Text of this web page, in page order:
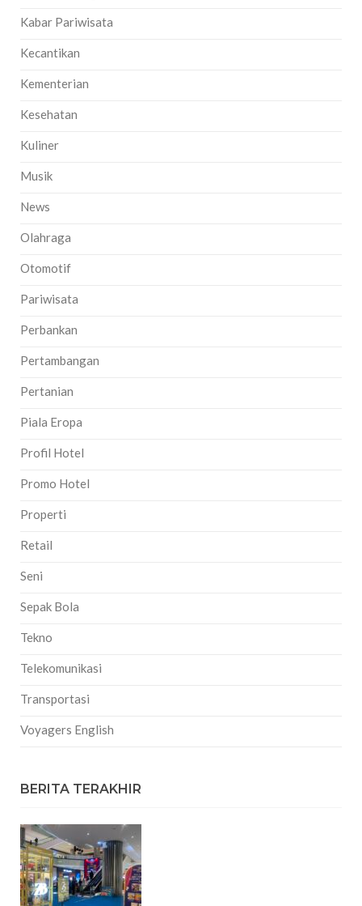
Kabar Pariwisata
Kecantikan
Kementerian
Kesehatan
Kuliner
Musik
News
Olahraga
Otomotif
Pariwisata
Perbankan
Pertambangan
Pertanian
Piala Eropa
Profil Hotel
Promo Hotel
Properti
Retail
Seni
Sepak Bola
Tekno
Telekomunikasi
Transportasi
Voyagers English
BERITA TERAKHIR